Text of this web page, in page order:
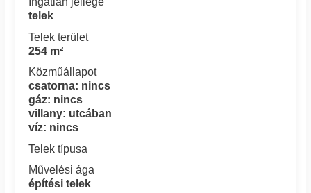
telek
Telek terület
254 m²
Közműállapot
csatorna: nincs
gáz: nincs
villany: utcában
víz: nincs
Telek típusa
Művelési ága
építési telek